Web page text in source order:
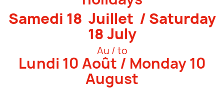
Samedi 18 Juillet / Saturday
18 July
Au / to
Lundi 10 Août / Monday 10
August